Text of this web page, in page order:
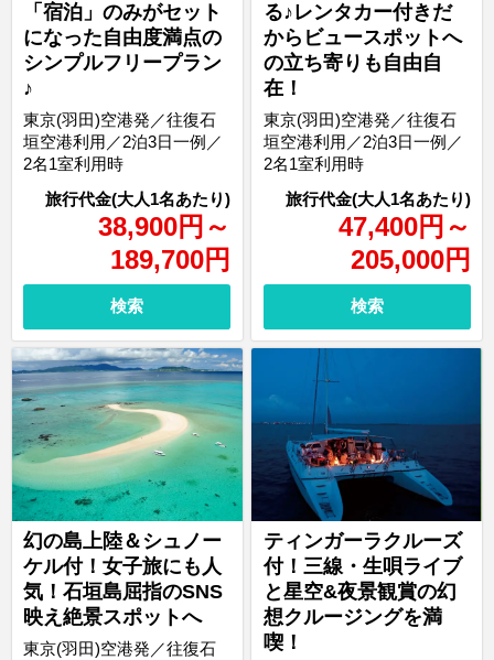
「宿泊」のみがセット
になった自由度満点の
シンプルフリープラン
♪
38,900円 ～
189,700円
東京(羽田)空港発／往復石
垣空港利用／2泊3日一例／
2名1室利用時
検索
る♪レンタカー付きだ
からビュースポットへ
の立ち寄りも自由自
在！
47,400円 ～
205,000円
東京(羽田)空港発／往復石
垣空港利用／2泊3日一例／
2名1室利用時
検索
幻の島上陸＆シュノー
ケル付！女子旅にも人
気！石垣島屈指のSNS
映え絶景スポットへ
東京(羽田)空港発／往復石
ティンガーラクルーズ
付！三線・生唄ライブ
と星空&夜景観賞の幻
想クルージングを満
喫！